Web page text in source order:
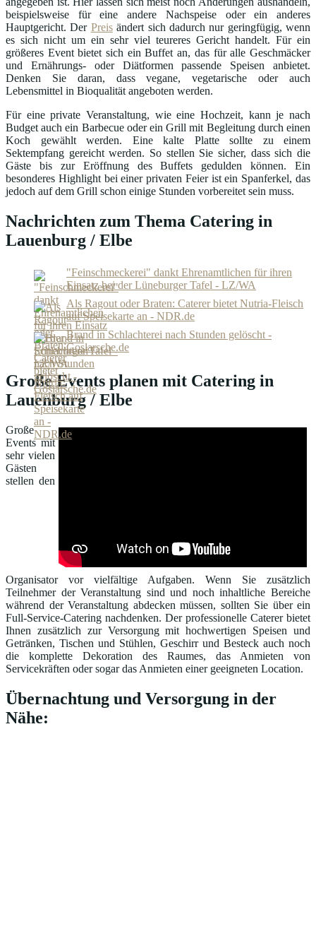
beispielsweise für eine andere Nachspeise oder ein anderes
Hauptgericht. Der Preisändert sich dadurch nur geringfügig, wenn
es sich nicht um ein sehr viel teureres Gericht handelt. Für ein
größeres Event bietet sich ein Buffet an, das für alle Geschmäcker
und Ernährungs- oder Diätformen passende Speisen anbietet.
Denken Sie daran, dass vegane, vegetarische oder auch
Lebensmittel in Bioqualität angeboten werden.
Für eine private Veranstaltung, wie eine Hochzeit, kann je nach
Budget auch ein Barbecue oder ein Grill mit Begleitung durch einen
Koch gewählt werden. Eine kalte Platte sollte zu einem
Sektempfang gereicht werden. So stellen Sie sicher, dass sich die
Gäste bis zur Eröffnung des Buffets gedulden können. Ein
besonderes Highlight bei einer privaten Feier ist ein Spanferkel, das
jedoch auf dem Grill schon einige Stunden vorbereitet sein muss.
Nachrichten zum Thema Catering in
Lauenburg / Elbe
"Feinschmeckerei" dankt Ehrenamtlichen für ihren
Einsatz bei der Lüneburger Tafel - LZ/WA
Als Ragout oder Braten: Caterer bietet Nutria-Fleisch
auf Speisekarte an - NDR.de
Brand in Schlachterei nach Stunden gelöscht -
Goslarsche.de
Große Events planen mit Catering in
Lauenburg / Elbe
Große
Events mit
sehr vielen
Gästen
stellen den
Organisator vor vielfältige Aufgaben. Wenn Sie zusätzlich
Teilnehmer der Veranstaltung sind und noch inhaltliche Bereiche
während der Veranstaltung abdecken müssen, sollten Sie über ein
Full-Service-Catering nachdenken. Der professionelle Caterer bietet
Ihnen zusätzlich zur Versorgung mit hochwertigen Speisen und
Getränken, Tischen und Stühlen, Geschirr und Besteck auch noch
die komplette Dekoration des Raumes, das Anmieten von
Servicekräften oder sogar das Anmieten einer geeigneten Location.
Übernachtung und Versorgung in der
Nähe: